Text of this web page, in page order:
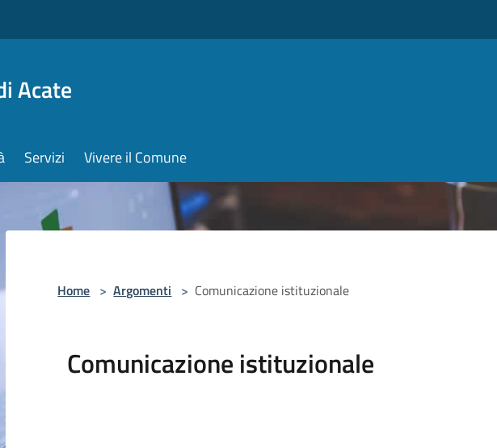
Acate
Servizi Vivere il Comune
Home > Argomenti > Comunicazione istituzionale
Comunicazione istituzionale